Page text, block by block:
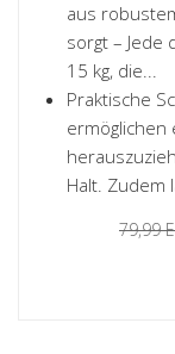
aus
sorgt – Jede
15 kg, die...
Praktische
ermöglichen
Halt. Zudem
79,99